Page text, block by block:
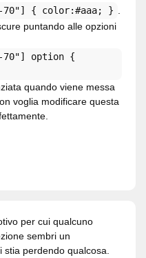
70"] { color:#aaa; }
puntando alle opzioni
70"] option {
quando viene messa
voglia modificare questa
per cui qualcuno
sembri un
perdendo qualcosa.